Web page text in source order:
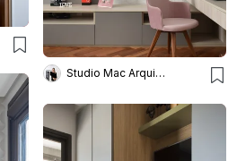
Studio Mac Arquitetura e Interiores